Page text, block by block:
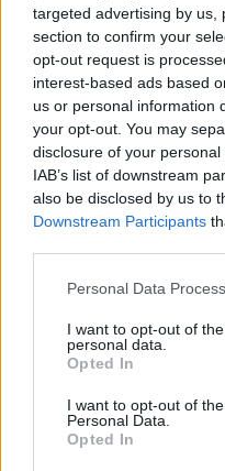
targeted advertising by us,
section to confirm your
opt-out request is
interest-based ads based
us or personal information
your opt-out. You may
disclosure of your
IAB’s list of downstream
also be disclosed by us to
Downstream Participants
Please note that this
not limited to your visit or
grant or deny consent to
use your data for below
consent section.
Personal Data
I want to opt-out of
personal data.
Opted In
I want to opt-out of
Personal Data.
Opted In
ΣΥΡΙΖΑ: Το θερμό
και το «φάντασμα»
26.02.2025 07:00